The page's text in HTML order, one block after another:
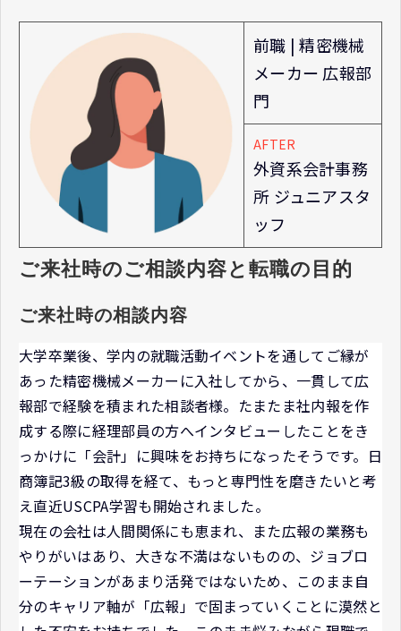
前職 | 精密機械
メーカー 広報部
門
AFTER
外資系会計事務
所 ジュニアスタ
ッフ
ご来社時のご相談内容と転職の目的
ご来社時の相談内容
大学卒業後、学内の就職活動イベントを通してご縁が
あった精密機械メーカーに入社してから、一貫して広
報部で経験を積まれた相談者様。たまたま社内報を作
成する際に経理部員の方へインタビューしたことをき
っかけに「会計」に興味をお持ちになったそうです。日
商簿記3級の取得を経て、もっと専門性を磨きたいと考
え直近USCPA学習も開始されました。
現在の会社は人間関係にも恵まれ、また広報の業務も
やりがいはあり、大きな不満はないものの、ジョブロ
ーテーションがあまり活発ではないため、このまま自
分のキャリア軸が「広報」で固まっていくことに漠然と